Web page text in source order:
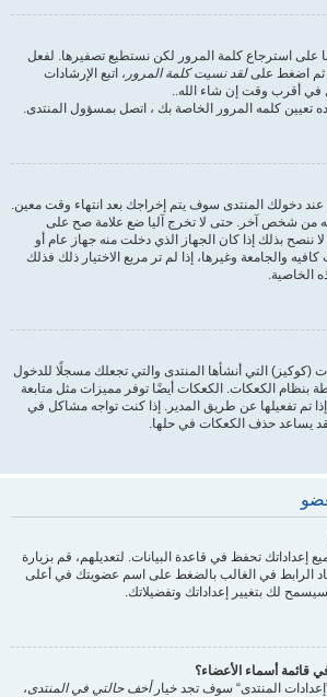
على استرجاع كلمة المرور لكن نستطيع تصفيرها. لفعل
ثم اضغط علىلقد نسيت كلمة المرور ، اتبع الإرشادات
في أقرب وقت إن شاء الله..
تعيين كلمه المرور الخاصة بك ، اتصل بمسؤول المنتدى.
عند دخولك المنتدى سوف يتم إخراجك بعد انتهاء وقت معين.
من شخص آخر. حتى لا تخرج آليا ضع علامة صح على
ننصح بذلك إذا كان الجهاز الذي دخلت منه جهاز عام أو
والجامعة وغيرها، إذا لم تر مربع الاختيار ذلك فذلك
الخاصية.
(كوكيز) التي أنشأها المنتدى والتي تجعلك مسجلًا للدخول
بنظام الكعكات. الكعكات أيضًا توفر مميزات مثل متابعة
إذا تم تفعيلها عن طريق المدير. إذا كنت تواجه مشاكل في
يساعد حذف الكعكات في حلها.
إعداداتك تحفظ في قاعدة البيانات. لتعديلهم، قم بزيارة
الرابط في الغالب بالضغط على اسم عضويتك في أعلى
لك بتغيير إعداداتك وتفضيلاتك.
قائمة أسماء الأعضاء؟
المنتدى“ سوف تجد خيارأخف حالتي في المنتدى،